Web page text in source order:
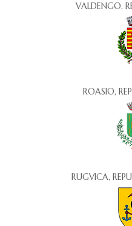
VALDENGO,
ROASIO,
RUGVICA,